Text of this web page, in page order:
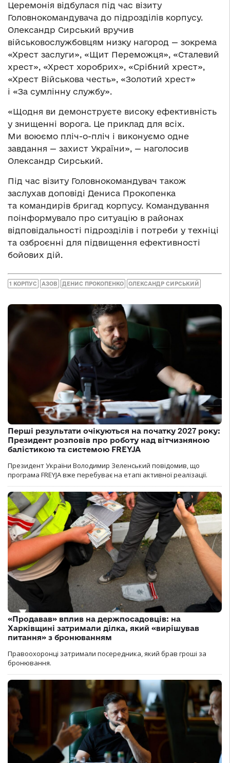
Церемонія відбулася під час візиту
Головнокомандувача до підрозділів корпусу.
Олександр Сирський вручив
військовослужбовцям низку нагород — зокрема
«Хрест заслуги», «Щит Переможця», «Сталевий
хрест», «Хрест хоробрих», «Срібний хрест»,
«Хрест Військова честь», «Золотий хрест»
і «За сумлінну службу».
«Щодня ви демонструєте високу ефективність
у знищенні ворога. Це приклад для всіх.
Ми воюємо пліч-о-пліч і виконуємо одне
завдання — захист України», — наголосив
Олександр Сирський.
Під час візиту Головнокомандувач також
заслухав доповіді Дениса Прокопенка
та командирів бригад корпусу. Командування
поінформувало про ситуацію в районах
відповідальності підрозділів і потреби у техніці
та озброєнні для підвищення ефективності
бойових дій.
1 КОРПУС АЗОВ ДЕНИС ПРОКОПЕНКО ОЛЕКСАНДР СИРСЬКИЙ
Перші результати очікуються на початку 2027 року:
Президент розповів про роботу над вітчизняною
балістикою та системою FREYJA
Президент України Володимир Зеленський повідомив, що
програма FREYJA вже перебуває на етапі активної реалізації.
«Продавав» вплив на держпосадовців: на
Харківщині затримали ділка, який «вирішував
питання» з бронюванням
Правоохоронці затримали посередника, який брав гроші за
бронювання.